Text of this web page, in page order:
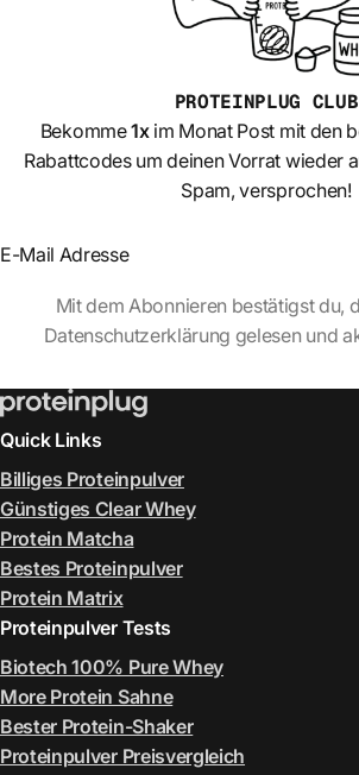
PROTEINPLUG CLUB
Bekomme1xim Monat Post mit den
Rabattcodes um deinen Vorrat wieder
Spam, versprochen!
Section
AbschnittMit dem Abonnieren bestätigst du,
Datenschutzerklärung gelesen und
Quick Links
Billiges Proteinpulver
Günstiges Clear Whey
Protein Matcha
Bestes Proteinpulver
Protein Matrix
Proteinpulver Tests
Biotech 100% Pure Whey
More Protein Sahne
Bester Protein-Shaker
Proteinpulver Preisvergleich